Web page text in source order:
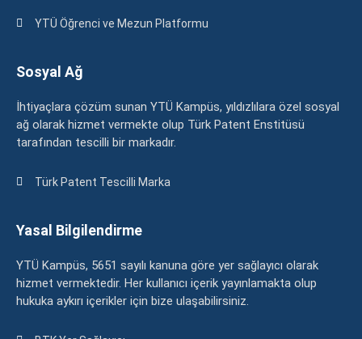
YTÜ Öğrenci ve Mezun Platformu
Sosyal Ağ
İhtiyaçlara çözüm sunan YTÜ Kampüs, yıldızlılara özel sosyal
ağ olarak hizmet vermekte olup Türk Patent Enstitüsü
tarafından tescilli bir markadır.
Türk Patent Tescilli Marka
Yasal Bilgilendirme
YTÜ Kampüs, 5651 sayılı kanuna göre yer sağlayıcı olarak
hizmet vermektedir. Her kullanıcı içerik yayınlamakta olup
hukuka aykırı içerikler için bize ulaşabilirsiniz.